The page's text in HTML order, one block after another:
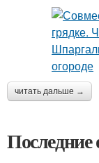
читать дальше →
Последние